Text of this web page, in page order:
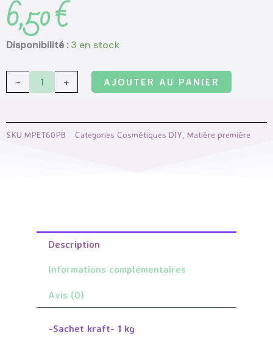
6,50€
Disponibilité : 3 en stock
-
quantité
Percarbonate
-
+ AJOUTER AU PANIER
SKU MPET60PB Categories Cosmétiques DIY, Matière première
Description
Informations complémentaires
Avis (0)
-Sachet kraft- 1 kg